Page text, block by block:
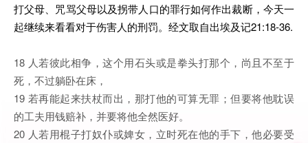
打父母、咒骂父母以及拐带人口的罪行如何作出裁断，今天一
起继续来看看对于伤害人的刑罚。经文取自出埃及记21:18-36.
18 人若彼此相争，这个用石头或是拳头打那个，尚且不至于
死，不过躺卧在床，
19 若再能起来扶杖而出，那打他的可算无罪；但要将他耽误
的工夫用钱赔补，并要将他全然医好。
20 人若用棍子打奴仆或婢女，立时死在他的手下，他必要受